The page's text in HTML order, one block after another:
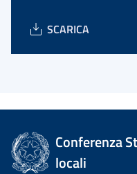
SCARICA
Conferenza
locali